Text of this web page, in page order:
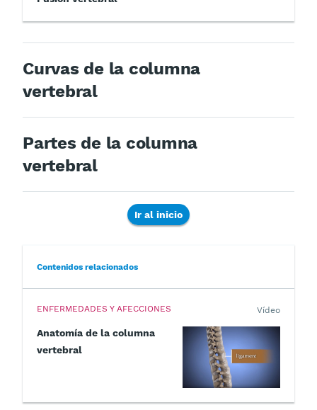
Curvas de la columna
vertebral
Partes de la columna
vertebral
Ir al inicio
Contenidos relacionados
ENFERMEDADES Y AFECCIONES
Anatomía de la columna
vertebral
Vídeo